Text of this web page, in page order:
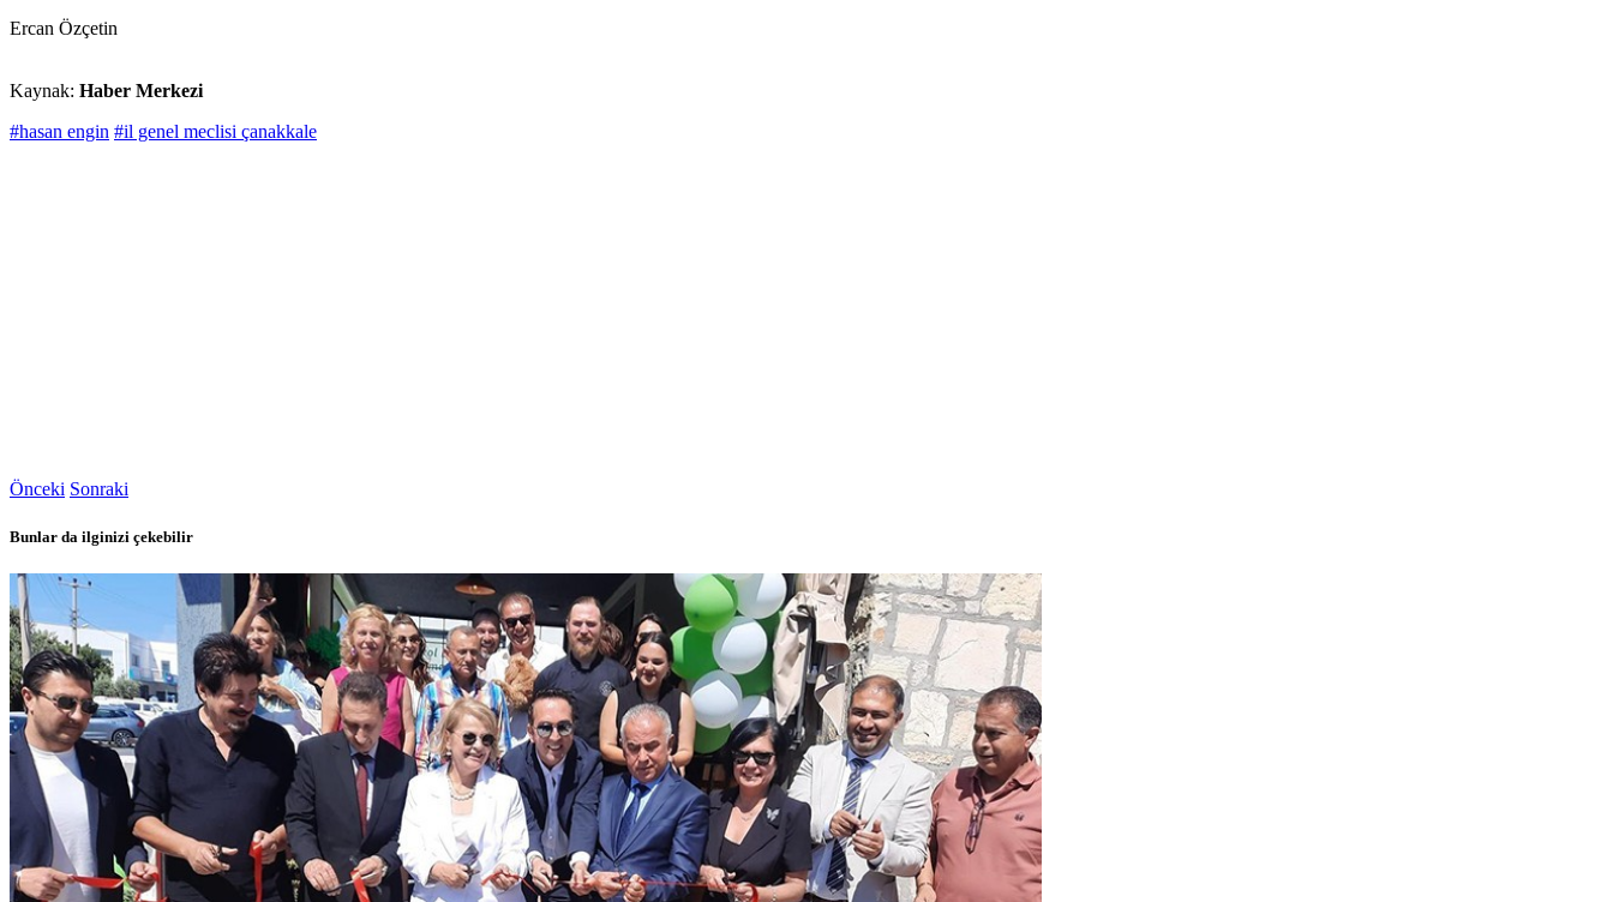
Ercan Özçetin
Kaynak: Haber Merkezi
#hasan engin #il genel meclisi çanakkale
Önceki Sonraki
Bunlar da ilginizi çekebilir